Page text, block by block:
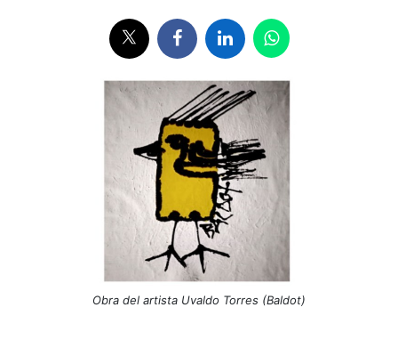
Obra del artista Uvaldo Torres (Baldot)